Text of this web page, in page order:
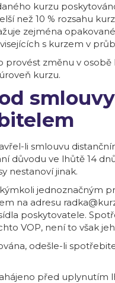
kurzu
než 10 % rozsahu
zejména
s kurzem v
provést změnu v
kurzu.
li smlouvu
důvodu ve lhůtě 14
nestanoví jinak.
jednoznačným
na adresu
poskytovatele.
VOP, není to však
odešle-li
před uplynutím